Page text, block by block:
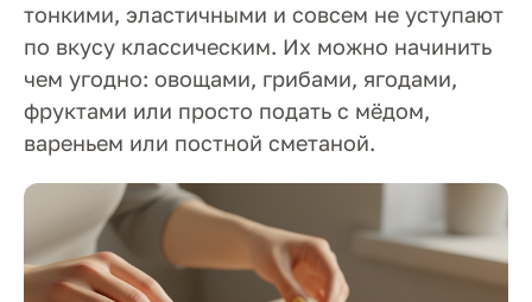
тонкими, эластичными и совсем не уступают
по вкусу классическим. Их можно начинить
чем угодно: овощами, грибами, ягодами,
фруктами или просто подать с мёдом,
вареньем или постной сметаной.